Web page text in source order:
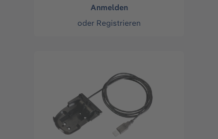
Anmelden
oder Registrieren